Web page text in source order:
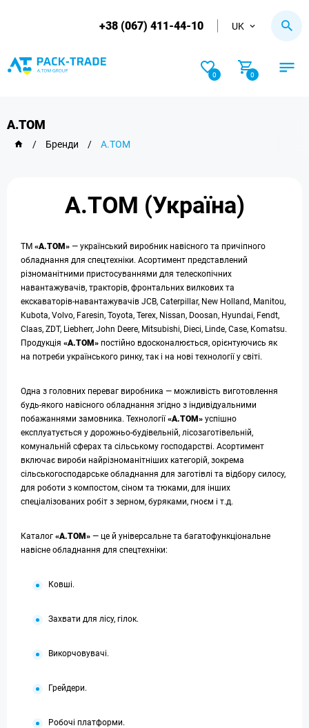
+38 (067) 411-44-10 UK
0 0
A.TOM
/ Бренди / A.TOM
A.TOM (Україна)
ТМ «А.ТОМ» — український виробник навісного та причіпного
обладнання для спецтехніки. Асортимент представлений
різноманітними пристосуваннями для телескопічних
навантажувачів, тракторів, фронтальних вилкових та
екскаваторів-навантажувачів JCB, Caterpillar, New Holland, Manitou,
Kubota, Volvo, Faresin, Toyota, Terex, Nissan, Doosan, Hyundai, Fendt,
Claas, ZDT, Liebherr, John Deere, Mitsubishi, Dieci, Linde, Case, Komatsu.
Продукція «А.ТОМ» постійно вдосконалюється, орієнтуючись як
на потреби українського ринку, так і на нові технології у світі.
Одна з головних переваг виробника — можливість виготовлення
будь-якого навісного обладнання згідно з індивідуальними
побажаннями замовника. Технології«А.ТОМ» успішно
експлуатується у дорожньо-будівельній, лісозаготівельній,
комунальній сферах та сільському господарстві. Асортимент
включає вироби найрізноманітніших категорій, зокрема
сільськогосподарське обладнання для заготівлі та відбору силосу,
для роботи з компостом, сіном та тюками, для інших
спеціалізованих робіт з зерном, буряками, гноєм і т.д.
Каталог «А.ТОМ» — це й універсальне та багатофункціональне
навісне обладнання для спецтехніки:
Ковші.
Захвати для лісу, гілок.
Викорчовувачі.
Грейдери.
Робочі платформи.